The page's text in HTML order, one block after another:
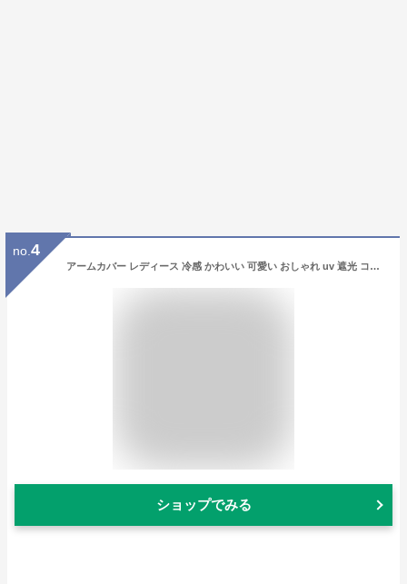
no. 4
アームカバー レディース 冷感 かわいい 可愛い おしゃれ uv 遮光 コットン uvケア uvカット ロング 紫外線 対策 冷え 通気性 シースルー 手袋 スポーツ 涼しい 日焼け対策 アウトドア 日焼け止め ゆったり 指なし 肩まで 着る 甲 ゴルフ スポーツ
ショップでみる